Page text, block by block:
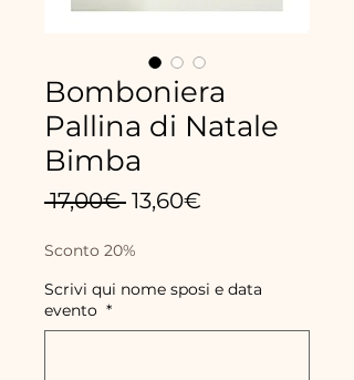
Bomboniera
Pallina di Natale
Bimba
17,00€ Regular
13,60€
Sconto 20%
Scrivi qui nome sposi e data
evento *